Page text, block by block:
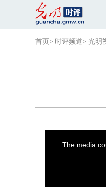
首页 > 时评频道> 光明
The media